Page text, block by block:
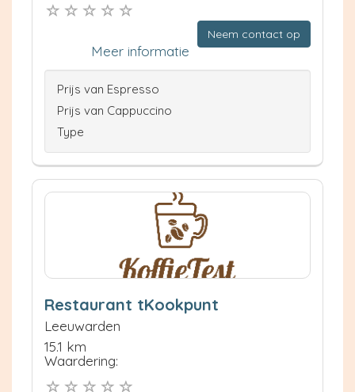
Neem contact op
Meer informatie
Prijs van Espresso
Prijs van Cappuccino
Type
Restaurant tKookpunt
Leeuwarden
15.1 km
Waardering: